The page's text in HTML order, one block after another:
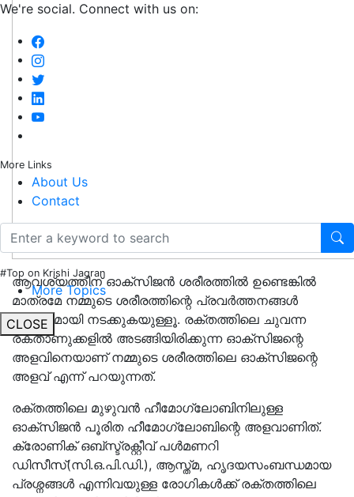
We're social. Connect with us on:
More Links
About Us
Contact
#Top on Krishi Jagran
More Topics
CLOSE
ആവശ്യത്തിന് ഓക്സിജൻ ശരീരത്തിൽ ഉണ്ടെങ്കിൽ
മാത്രമേ നമ്മുടെ ശരീരത്തിന്റെ പ്രവർത്തനങ്ങൾ
കൃത്യമായി നടക്കുകയുള്ളൂ. രക്തത്തിലെ ചുവന്ന
രക്താണുക്കളിൽ അടങ്ങിയിരിക്കുന്ന ഓക്സിജന്റെ
അളവിനെയാണ് നമ്മുടെ ശരീരത്തിലെ ഓക്സിജന്റെ
അളവ് എന്ന് പറയുന്നത്.
രക്തത്തിലെ മുഴുവൻ ഹീമോഗ്ലോബിനിലുള്ള
ഓക്സിജൻ പൂരിത ഹീമോഗ്ലോബിന്റെ അളവാണിത്.
ക്രോണിക് ഒബ്സ്ട്രക്റ്റീവ് പൾമണറി
ഡിസീസ്(സി.ഒ.പി.ഡി.), ആസ്ത്മ, ഹൃദയസംബന്ധമായ
പ്രശ്നങ്ങൾ എന്നിവയുള്ള രോഗികൾക്ക് രക്തത്തിലെ